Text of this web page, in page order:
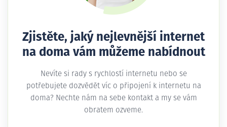
Zjistěte, jaký nejlevnější internet
na doma vám můžeme nabídnout
Nevíte si rady s rychlostí internetu nebo se
potřebujete dozvědět víc o připojení k internetu na
doma? Nechte nám na sebe kontakt a my se vám
obratem ozveme.